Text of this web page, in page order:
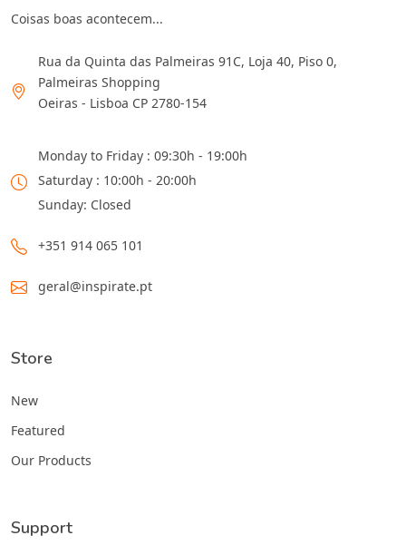
Coisas boas acontecem...
Rua da Quinta das Palmeiras 91C, Loja 40, Piso 0,
Palmeiras Shopping
Oeiras - Lisboa CP 2780-154
Monday to Friday : 09:30h - 19:00h
Saturday : 10:00h - 20:00h
Sunday: Closed
+351 914 065 101
geral@inspirate.pt
Store
New
Featured
Our Products
Support